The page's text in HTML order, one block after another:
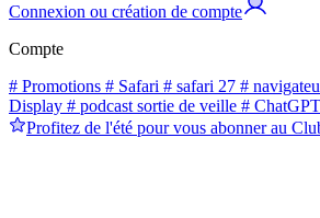
Connexion ou création de compte
Compte
# Promotions # Safari # safari 27 #
Display # podcast sortie de veille # ChatGPT
Profitez de l'été pour vous abonner au